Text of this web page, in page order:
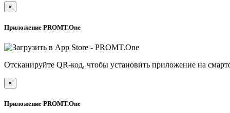
×
Приложение PROMT.One
Отсканируйте QR-код, чтобы установить приложение на
×
Приложение PROMT.One